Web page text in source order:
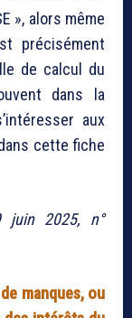
», alors même
précisément
de calcul du
dans la
aux
cette fiche
juin 2025, n°
manques, ou